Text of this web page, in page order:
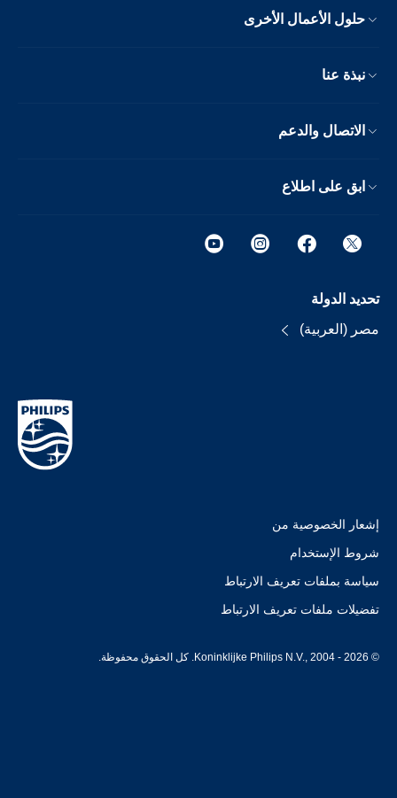
حلول الأعمال الأخرى
نبذة عنا
الاتصال والدعم
ابق على اطلاع
تحديد الدولة
مصر (العربية)
إشعار الخصوصية من
شروط الإستخدام
سياسة بملفات تعريف الارتباط
تفضيلات ملفات تعريف الارتباط
© Koninklijke Philips N.V., 2004 - 2026. كل الحقوق محفوظة.